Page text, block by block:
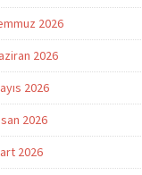
2026
2026
2026
2026
2026